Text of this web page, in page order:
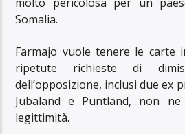
Somalia.
Farmajo vuole tenere le carte
ripetute richieste di
dell’opposizione, inclusi due ex
Jubaland e Puntland, non
legittimità.